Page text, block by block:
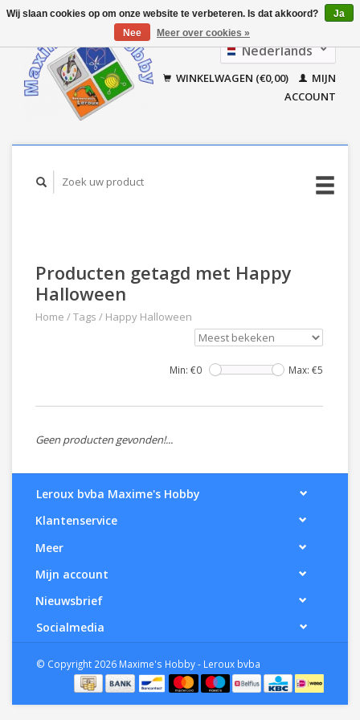
Nederlands
Français
WINKELWAGEN (€0,00)
MIJN
ACCOUNT
Producten getagd met Happy
Halloween
Home /Tags / Happy Halloween
Min: €0 Max: €5
Geen producten gevonden!...
Leroux bvba Maxime's Hobby
Klantenservice
Meer
Mijn account
Nieuwsbrief
Socialmedia
© Copyright 2026 Maxime's Hobby - Leroux bvba
Wij slaan cookies op om onze website te verbeteren. Is dat akkoord?
Ja
Nee
Meer over cookies »